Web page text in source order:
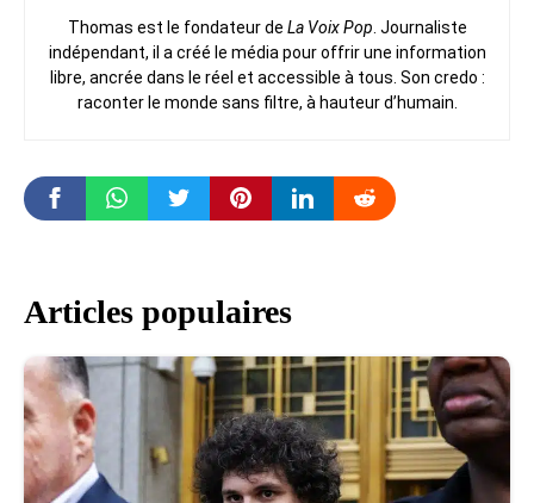
Thomas est le fondateur de La Voix Pop . Journaliste
indépendant, il a créé le média pour offrir une information
libre, ancrée dans le réel et accessible à tous. Son credo :
raconter le monde sans filtre, à hauteur d’humain.
Articles populaires